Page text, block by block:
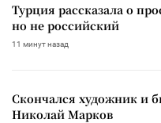
Турция рассказала о
но не российский
11 минут назад
Скончался художник и
Николай Марков